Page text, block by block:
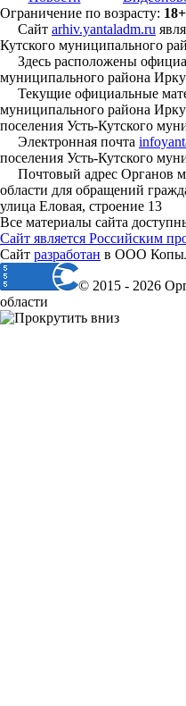
Ограничение по возрасту: 18+
Сайт arhiv.yantaladm.ru
Кутского муниципального
Здесь расположены
муниципального района
Текущие официальные
муниципального района
поселения Усть-Кутского
Электронная почта
поселения Усть-Кутского
Почтовый адрес Органов
области для обращений
улица Еловая, строение 13
Все материалы сайта
Сайт является Российским
Сайт разработан в ООО
© 2015 - 2026
области